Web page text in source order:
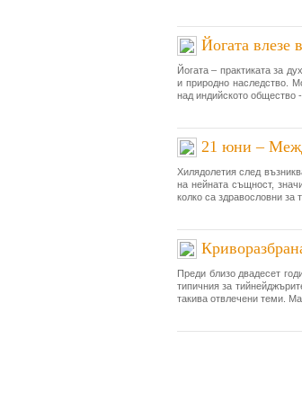
Йогата
Йогата – практиката за
и природно наследство.
над индийското общество -
21 юни –
Хилядолетия след
на нейната същност,
колко са здравословни за
Преди близо двадесет
типичния за
такива отвлечени теми.